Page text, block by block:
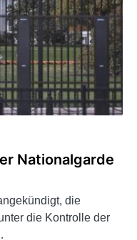
Nationalgarde
die
die Kontrolle der